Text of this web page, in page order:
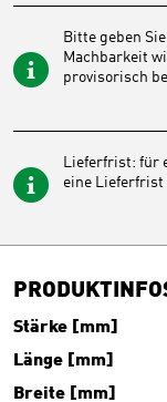
Bitte geben
Machbarkeit
provisorisch
Lieferfrist: für
eine Lieferfrist
Stärke [mm]
Länge [mm]
Breite [mm]